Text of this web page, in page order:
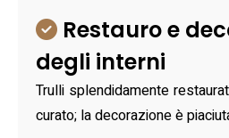
Restauro e
degli interni
Trulli splendidamente
curato; la decorazione è